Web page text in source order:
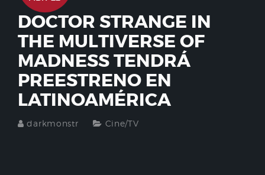
DOCTOR STRANGE IN
THE MULTIVERSE OF
MADNESS TENDRÁ
PREESTRENO EN
LATINOAMÉRICA
darkmonstr Cine/TV